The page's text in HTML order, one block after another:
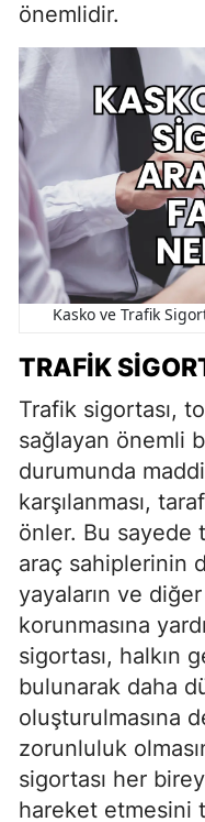
önemlidir.
Kasko ve Trafik
TRAFIK
Trafik sigortası,
sağlayan önemli
durumunda
karşılanması,
önler. Bu sayede
araç sahiplerinin
yayaların ve
korunmasına
sigortası, halkın
bulunarak daha
oluşturulmasına
zorunluluk
sigortası her
hareket etmesini